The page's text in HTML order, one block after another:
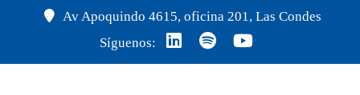
Av Apoquindo 4615, oficina 201, Las Condes
Síguenos: